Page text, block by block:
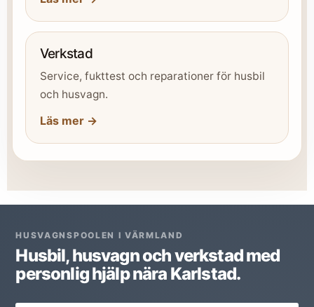
Verkstad
Service, fukttest och reparationer för husbil
och husvagn.
Läs mer →
HUSVAGNSPOOLEN I VÄRMLAND
Husbil, husvagn och verkstad med
personlig hjälp nära Karlstad.